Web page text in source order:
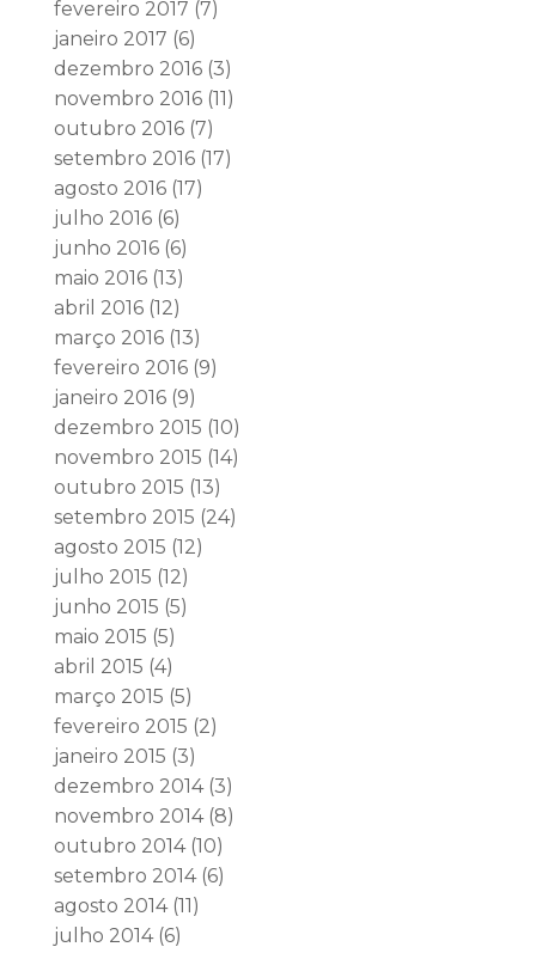
fevereiro 2017 (7)
janeiro 2017 (6)
dezembro 2016(3)
novembro 2016(11)
outubro 2016(7)
setembro 2016(17)
agosto 2016(17)
julho 2016(6)
junho 2016(6)
maio 2016(13)
abril 2016(12)
março 2016(13)
fevereiro 2016(9)
janeiro 2016(9)
dezembro 2015 (10)
novembro 2015 (14)
outubro 2015 (13)
setembro 2015 (24)
agosto 2015 (12)
julho 2015 (12)
junho 2015 (5)
maio 2015 (5)
abril 2015 (4)
março 2015 (5)
fevereiro 2015 (2)
janeiro 2015 (3)
dezembro 2014(3)
novembro 2014(8)
outubro 2014(10)
setembro 2014(6)
agosto 2014(11)
julho 2014(6)